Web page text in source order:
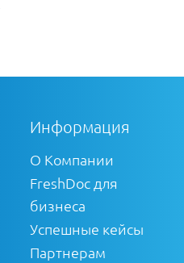
Информация
О Компании
FreshDoc для
бизнеса
Успешные кейсы
Партнерам